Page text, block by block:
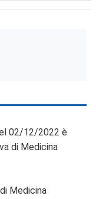
02/12/2022 è
di Medicina
Medicina